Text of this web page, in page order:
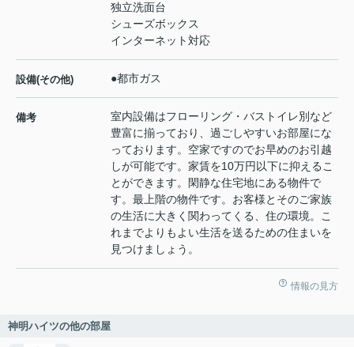
独立洗面台
シューズボックス
インターネット対応
設備(その他) ●都市ガス
備考
室内設備はフローリング・バストイレ別など
豊富に揃っており、過ごしやすいお部屋にな
っております。空家ですのでお早めのお引越
しが可能です。家賃を10万円以下に抑えるこ
とができます。閑静な住宅地にある物件で
す。最上階の物件です。お客様とそのご家族
の生活に大きく関わってくる、住の環境。こ
れまでよりもよい生活を送るための住まいを
見つけましょう。
情報の見方
神明ハイツの他の部屋